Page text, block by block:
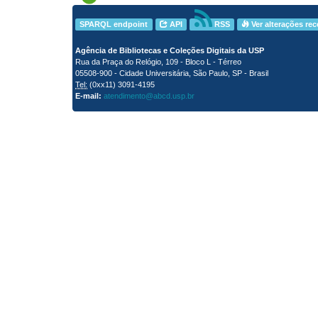
SPARQL endpoint API RSS Ver alterações
Agência de Bibliotecas e Coleções Digitais da USP
Rua da Praça do Relógio, 109 - Bloco L - Térreo
05508-900 - Cidade Universitária, São Paulo, SP - Brasil
Tel: (0xx11) 3091-4195
E-mail: atendimento@abcd.usp.br